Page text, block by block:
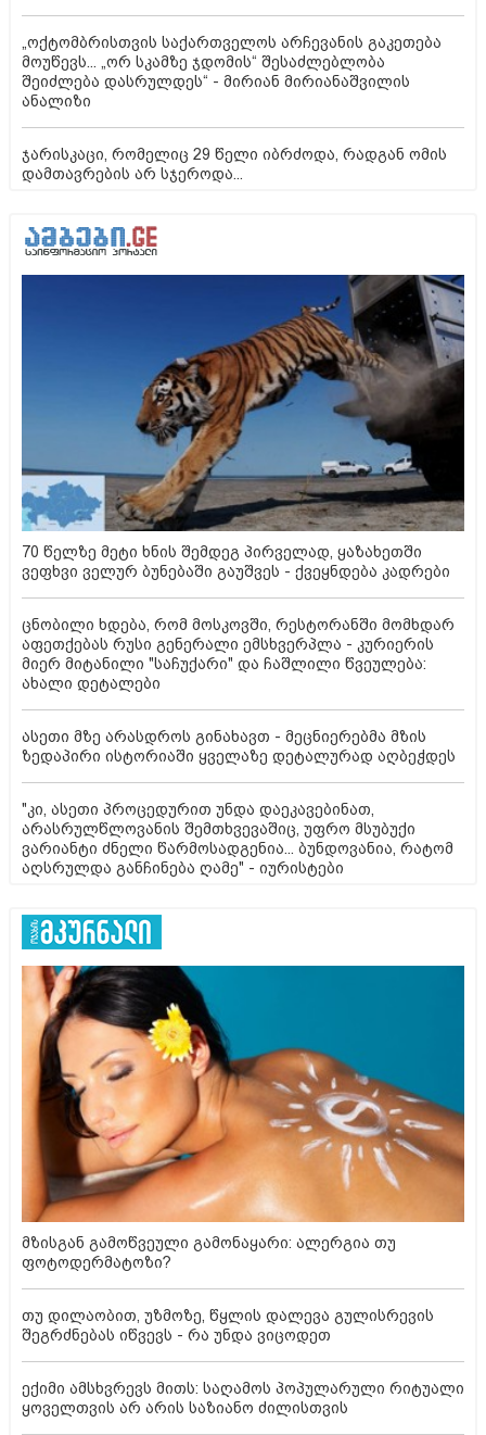
„ოქტომბრისთვის საქართველოს არჩევანის გაკეთება
მოუწევს... „ორ სკამზე ჯდომის“ შესაძლებლობა
შეიძლება დასრულდეს“ - მირიან მირიანაშვილის
ანალიზი
ჯარისკაცი, რომელიც 29 წელი იბრძოდა, რადგან ომის
დამთავრების არ სჯეროდა...
70 წელზე მეტი ხნის შემდეგ პირველად, ყაზახეთში
ვეფხვი ველურ ბუნებაში გაუშვეს - ქვეყნდება კადრები
ცნობილი ხდება, რომ მოსკოვში, რესტორანში მომხდარ
აფეთქებას რუსი გენერალი ემსხვერპლა - კურიერის
მიერ მიტანილი "საჩუქარი" და ჩაშლილი წვეულება:
ახალი დეტალები
ასეთი მზე არასდროს გინახავთ - მეცნიერებმა მზის
ზედაპირი ისტორიაში ყველაზე დეტალურად აღბეჭდეს
"კი, ასეთი პროცედურით უნდა დაეკავებინათ,
არასრულწლოვანის შემთხვევაშიც, უფრო მსუბუქი
ვარიანტი ძნელი წარმოსადგენია... ბუნდოვანია, რატომ
აღსრულდა განჩინება ღამე" - იურისტები
მზისგან გამოწვეული გამონაყარი: ალერგია თუ
ფოტოდერმატოზი?
თუ დილაობით, უზმოზე, წყლის დალევა გულისრევის
შეგრძნებას იწვევს - რა უნდა ვიცოდეთ
ექიმი ამსხვრევს მითს: საღამოს პოპულარული რიტუალი
ყოველთვის არ არის საზიანო ძილისთვის